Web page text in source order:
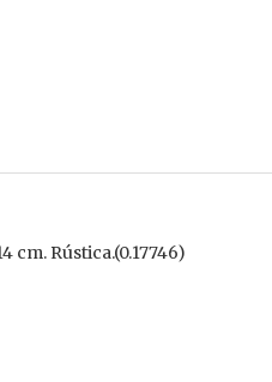
cm. Rústica.(0.17746)